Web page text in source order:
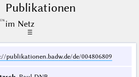
Publikationen
im Netz
☰
publikationen.badw.de/de/004806809